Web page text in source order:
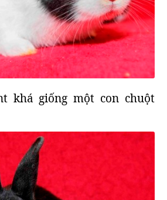
khá giống một con chuột